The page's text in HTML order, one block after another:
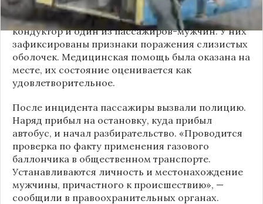
По предварительным данным, пострадали
кондуктор и один из пассажиров-мужчин. У них
зафиксированы признаки поражения слизистых
оболочек. Медицинская помощь была оказана на
месте, их состояние оценивается как
удовлетворительное.
После инцидента пассажиры вызвали полицию.
Наряд прибыл на остановку, куда прибыл
автобус, и начал разбирательство. «Проводится
проверка по факту применения газового
баллончика в общественном транспорте.
Устанавливаются личность и местонахождение
мужчины, причастного к происшествию», —
сообщили в правоохранительных органах.